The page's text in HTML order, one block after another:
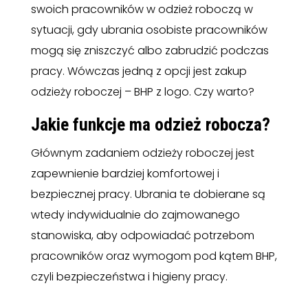
swoich pracowników w odzież roboczą w
sytuacji, gdy ubrania osobiste pracowników
mogą się zniszczyć albo zabrudzić podczas
pracy. Wówczas jedną z opcji jest zakup
odzieży roboczej – BHP z logo. Czy warto?
Jakie funkcje ma odzież robocza?
Głównym zadaniem odzieży roboczej jest
zapewnienie bardziej komfortowej i
bezpiecznej pracy. Ubrania te dobierane są
wtedy indywidualnie do zajmowanego
stanowiska, aby odpowiadać potrzebom
pracowników oraz wymogom pod kątem BHP,
czyli bezpieczeństwa i higieny pracy.